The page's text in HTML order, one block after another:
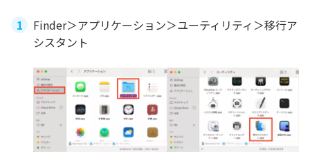
Finder＞アプリケーション＞ユーティリティ＞移行ア
シスタント